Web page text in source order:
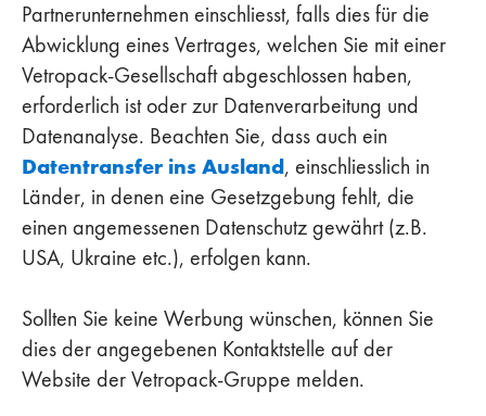
Partnerunternehmen einschliesst, falls dies für die
Abwicklung eines Vertrages, welchen Sie mit einer
Vetropack-Gesellschaft abgeschlossen haben,
erforderlich ist oder zur Datenverarbeitung und
Datenanalyse. Beachten Sie, dass auch ein
Datentransfer ins Ausland, einschliesslich in
Länder, in denen eine Gesetzgebung fehlt, die
einen angemessenen Datenschutz gewährt (z.B.
USA, Ukraine etc.), erfolgen kann.
Sollten Sie keine Werbung wünschen, können Sie
dies der angegebenen Kontaktstelle auf der
Website der Vetropack-Gruppe melden.